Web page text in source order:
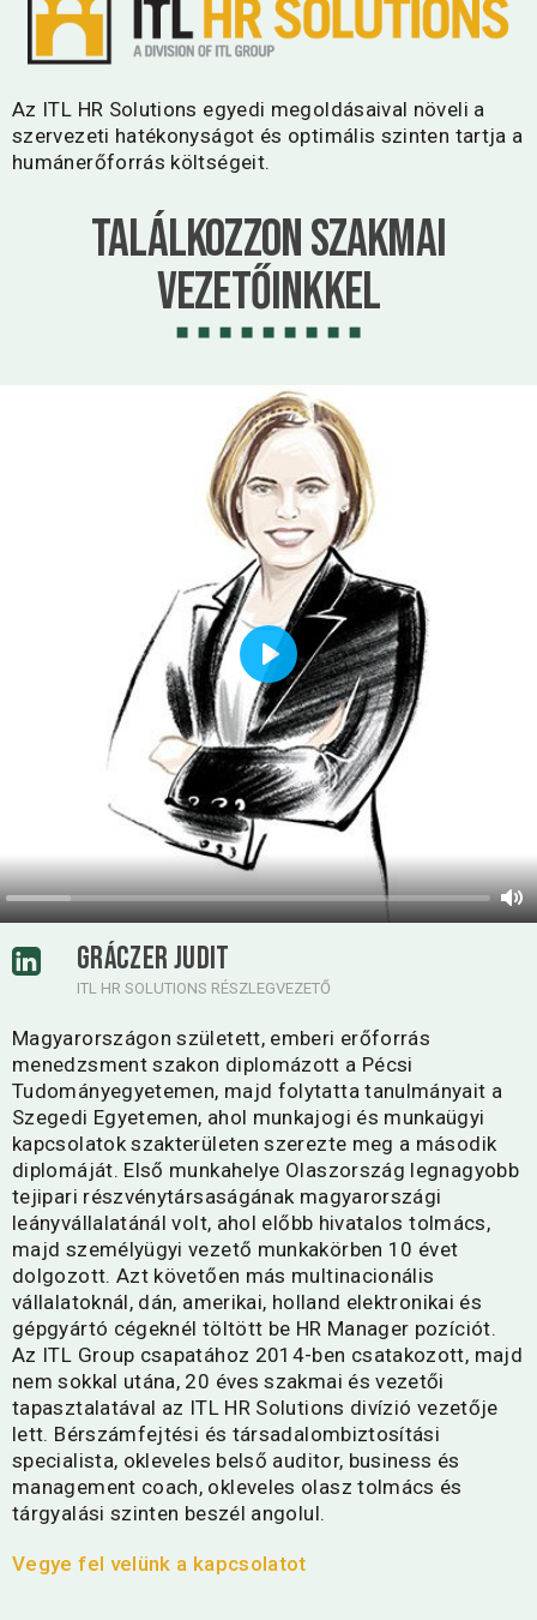
Az ITL HR Solutions egyedi megoldásaival növeli a
szervezeti hatékonyságot és optimális szinten tartja a
humánerőforrás költségeit.
Találkozzon Szakmai
vezetőinkkel
Play
GRÁCZER JUDIT
ITL HR SOLUTIONS RÉSZLEGVEZETŐ
Magyarországon született, emberi erőforrás
menedzsment szakon diplomázott a Pécsi
Tudományegyetemen, majd folytatta tanulmányait a
Szegedi Egyetemen, ahol munkajogi és munkaügyi
kapcsolatok szakterületen szerezte meg a második
diplomáját. Első munkahelye Olaszország legnagyobb
tejipari részvénytársaságának magyarországi
leányvállalatánál volt, ahol előbb hivatalos tolmács,
majd személyügyi vezető munkakörben 10 évet
dolgozott. Azt követően más multinacionális
vállalatoknál, dán, amerikai, holland elektronikai és
gépgyártó cégeknél töltött be HR Manager pozíciót.
Az ITL Group csapatához 2014-ben csatakozott, majd
nem sokkal utána, 20 éves szakmai és vezetői
tapasztalatával az ITL HR Solutions divízió vezetője
lett. Bérszámfejtési és társadalombiztosítási
specialista, okleveles belső auditor, business és
management coach, okleveles olasz tolmács és
tárgyalási szinten beszél angolul.
Vegye fel velünk a kapcsolatot